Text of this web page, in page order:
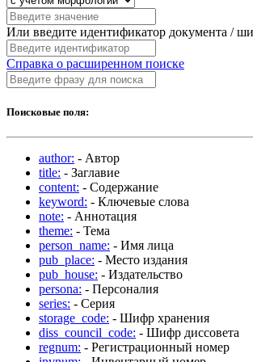
Или введите идентификатор документа /
Справка о расширенном поиске
Поисковые поля:
author: - Автор
title: - Заглавие
content: - Содержание
keyword: - Ключевые слова
note: - Аннотация
theme: - Тема
person_name: - Имя лица
pub_place: - Место издания
pub_house: - Издательство
persona: - Персоналия
series: - Серия
storage_code: - Шифр хранения
diss_council_code: - Шифр диссовета
regnum: - Регистрационный номер